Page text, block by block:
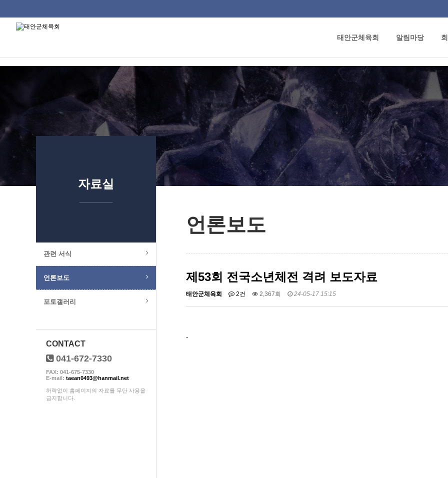
태안군체육회 알림마당
언론보도
제53회 전국소년체전 격려 보도자료
태안군체육회 2건 2,367회 24-05-17 15:15
-
자료실
관련 서식
언론보도
포토갤러리
CONTACT
041-672-7330
FAX: 041-675-7330
E-mail: taean0493@hanmail.net
허락없이 홈페이지의 자료를 무단 사용을
금지합니다.